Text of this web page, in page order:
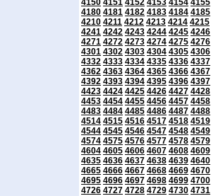
4150 4151 4152 4153 4154 4155
4180 4181 4182 4183 4184 4185
4210 4211 4212 4213 4214 4215
4241 4242 4243 4244 4245 4246
4271 4272 4273 4274 4275 4276
4301 4302 4303 4304 4305 4306
4332 4333 4334 4335 4336 4337
4362 4363 4364 4365 4366 4367
4392 4393 4394 4395 4396 4397
4423 4424 4425 4426 4427 4428
4453 4454 4455 4456 4457 4458
4483 4484 4485 4486 4487 4488
4514 4515 4516 4517 4518 4519
4544 4545 4546 4547 4548 4549
4574 4575 4576 4577 4578 4579
4604 4605 4606 4607 4608 4609
4635 4636 4637 4638 4639 4640
4665 4666 4667 4668 4669 4670
4695 4696 4697 4698 4699 4700
4726 4727 4728 4729 4730 4731